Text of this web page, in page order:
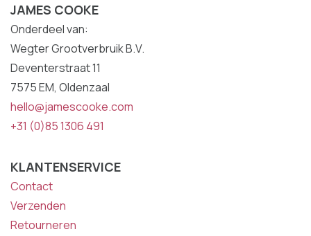
JAMES COOKE
Onderdeel van:
Wegter Grootverbruik B.V.
Deventerstraat 11
7575 EM, Oldenzaal
hello@jamescooke.com
+31 (0)85 1306 491
KLANTENSERVICE
Contact
Verzenden
Retourneren